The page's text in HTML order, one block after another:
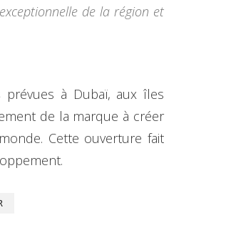
de la région et
à Dubaï, aux îles
de la marque à créer
Cette ouverture fait